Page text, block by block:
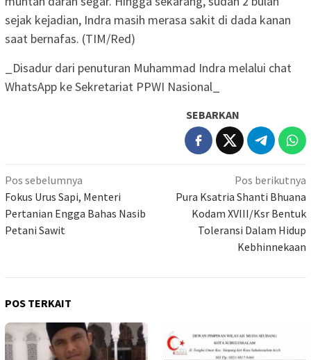
sejak kejadian, Indra masih merasa sakit di dada kanan
saat bernafas. (TIM/Red)
_Disadur dari penuturan Muhammad Indra melalui chat
WhatsApp ke Sekretariat PPWI Nasional_
SEBARKAN
Navigasi
pos
Pos sebelumnya
Fokus Urus Sapi, Menteri
Pertanian Engga Bahas Nasib
Petani Sawit
Pos berikutnya
Pura Ksatria Shanti Bhuana
Kodam XVIII/Ksr Bentuk
Toleransi Dalam Hidup
Kebhinnekaan
POS TERKAIT